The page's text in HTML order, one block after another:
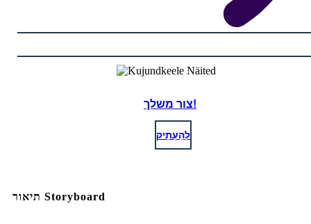
צור משלך!
לְהַעְתִיק
תיאור Storyboard